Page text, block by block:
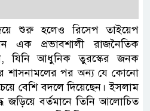
শুরু হলেও রিসেপ তাইয়েপ
এক প্রভাবশালী রাজনৈতিক
যিনি আধুনিক তুরস্কের জনক
শাসনামলের পর অন্য যে কোনো
বেশি বদলে দিয়েছেন। ইসলাম
জড়িয়ে বর্তমানে তিনি আলোচিত